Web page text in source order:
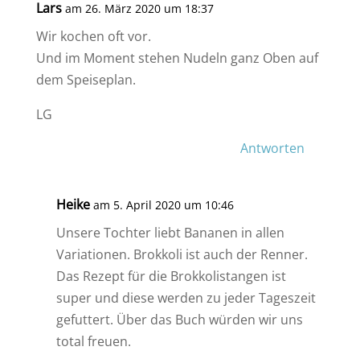
Lars am 26. März 2020 um 18:37
Wir kochen oft vor.
Und im Moment stehen Nudeln ganz Oben auf
dem Speiseplan.
LG
Antworten
Heike am 5. April 2020 um 10:46
Unsere Tochter liebt Bananen in allen
Variationen. Brokkoli ist auch der Renner.
Das Rezept für die Brokkolistangen ist
super und diese werden zu jeder Tageszeit
gefuttert. Über das Buch würden wir uns
total freuen.